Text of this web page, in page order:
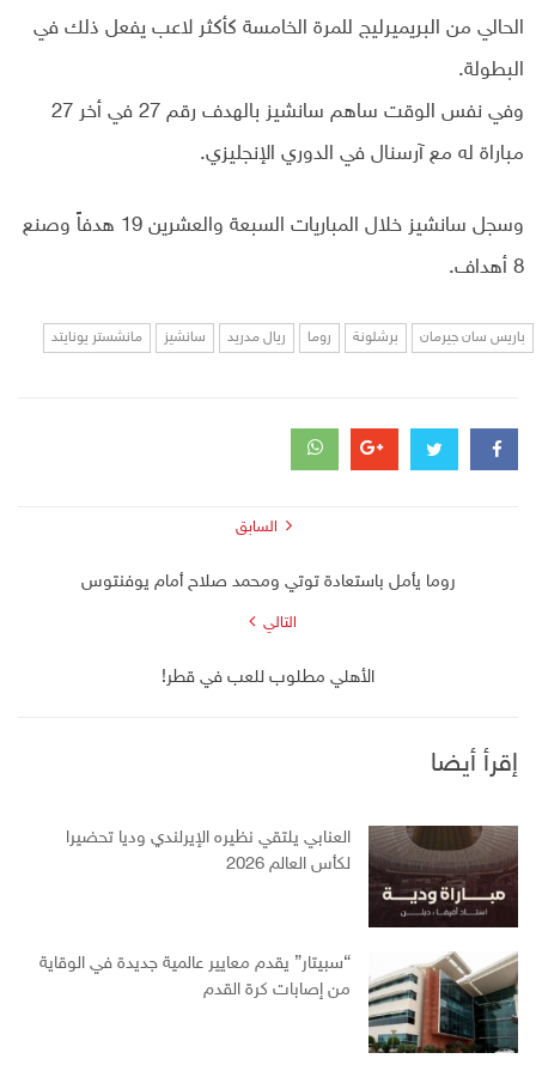
الحالي من البريميرليج للمرة الخامسة كأكثر لاعب يفعل ذلك في
البطولة.
وفي نفس الوقت ساهم سانشيز بالهدف رقم 27 في أخر 27
مباراة له مع آرسنال في الدوري الإنجليزي.
وسجل سانشيز خلال المباريات السبعة والعشرين 19 هدفاً وصنع
8 أهداف.
باريس سان جيرمان برشلونة روما ريال مدريد سانشيز مانشستر يونايتد
السابق
روما يأمل باستعادة توتي ومحمد صلاح أمام يوفنتوس
التالي
الأهلي مطلوب للعب في قطر!
إقرأ أيضا
العنابي يلتقي نظيره الإيرلندي وديا تحضيرا
لكأس العالم 2026
“سبيتار” يقدم معايير عالمية جديدة في الوقاية
من إصابات كرة القدم